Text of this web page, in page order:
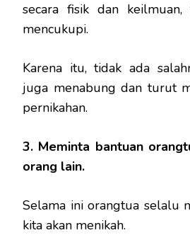
secara fisik dan
mencukupi.
Karena itu, tidak ada
juga menabung dan turut
pernikahan.
3. Meminta bantuan
orang lain.
Selama ini orangtua selalu
kita akan menikah.